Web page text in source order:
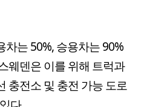
는 50%, 승용차는 90%
웨덴은 이를 위해 트럭과
충전소 및 충전 가능 도로